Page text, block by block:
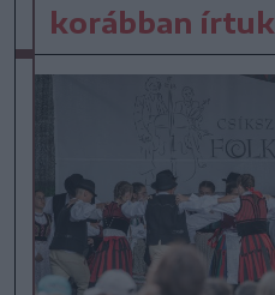
korábban írtuk